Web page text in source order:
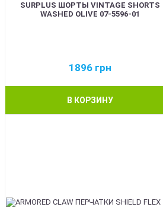
SURPLUS ШОРТЫ VINTAGE SHORTS
WASHED OLIVE 07-5596-01
1896 грн
В КОРЗИНУ